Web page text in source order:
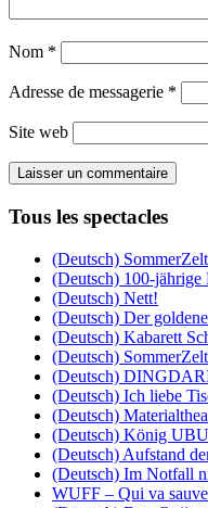
Nom *
Adresse de messagerie *
Site web
Tous les spectacles
(Deutsch)
(Deutsch) 100-jährige
(Deutsch) Nett!
(Deutsch) Der
(Deutsch) Kabarett
(Deutsch)
(Deutsch)
(Deutsch) Ich liebe
(Deutsch)
(Deutsch) König
(Deutsch) Aufstand
(Deutsch) Im Notfall
WUFF – Qui va